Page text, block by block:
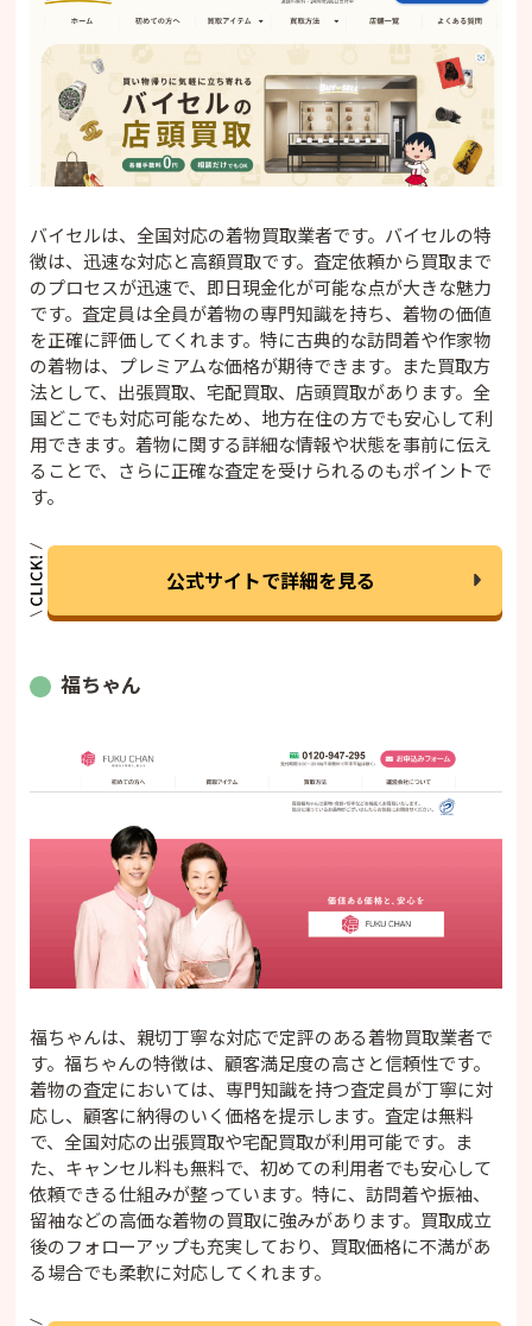
バイセルは、全国対応の着物買取業者です。バイセルの特
徴は、迅速な対応と高額買取です。査定依頼から買取まで
のプロセスが迅速で、即日現金化が可能な点が大きな魅力
です。査定員は全員が着物の専門知識を持ち、着物の価値
を正確に評価してくれます。特に古典的な訪問着や作家物
の着物は、プレミアムな価格が期待できます。また買取方
法として、出張買取、宅配買取、店頭買取があります。全
国どこでも対応可能なため、地方在住の方でも安心して利
用できます。着物に関する詳細な情報や状態を事前に伝え
ることで、さらに正確な査定を受けられるのもポイントで
す。
公式サイトで詳細を見る
福ちゃん
福ちゃんは、親切丁寧な対応で定評のある着物買取業者で
す。福ちゃんの特徴は、顧客満足度の高さと信頼性です。
着物の査定においては、専門知識を持つ査定員が丁寧に対
応し、顧客に納得のいく価格を提示します。査定は無料
で、全国対応の出張買取や宅配買取が利用可能です。ま
た、キャンセル料も無料で、初めての利用者でも安心して
依頼できる仕組みが整っています。特に、訪問着や振袖、
留袖などの高価な着物の買取に強みがあります。買取成立
後のフォローアップも充実しており、買取価格に不満があ
る場合でも柔軟に対応してくれます。